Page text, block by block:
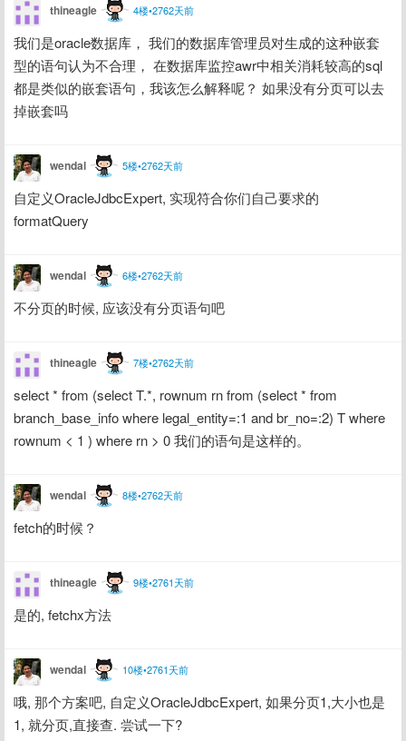
thineagle 4楼•2762天前
我们是oracle数据库， 我们的数据库管理员对生成的这种嵌套
型的语句认为不合理， 在数据库监控awr中相关消耗较高的sql
都是类似的嵌套语句，我该怎么解释呢？ 如果没有分页可以去
掉嵌套吗
wendal 5楼•2762天前
自定义OracleJdbcExpert, 实现符合你们自己要求的
formatQuery
wendal 6楼•2762天前
不分页的时候, 应该没有分页语句吧
thineagle 7楼•2762天前
select * from (select T.*, rownum rn from (select * from
branch_base_info where legal_entity=:1 and br_no=:2) T where
rownum < 1 ) where rn > 0 我们的语句是这样的。
wendal 8楼•2762天前
fetch的时候？
thineagle 9楼•2761天前
是的, fetchx方法
wendal 10楼•2761天前
哦, 那个方案吧, 自定义OracleJdbcExpert, 如果分页1,大小也是
1, 就分页,直接查. 尝试一下?